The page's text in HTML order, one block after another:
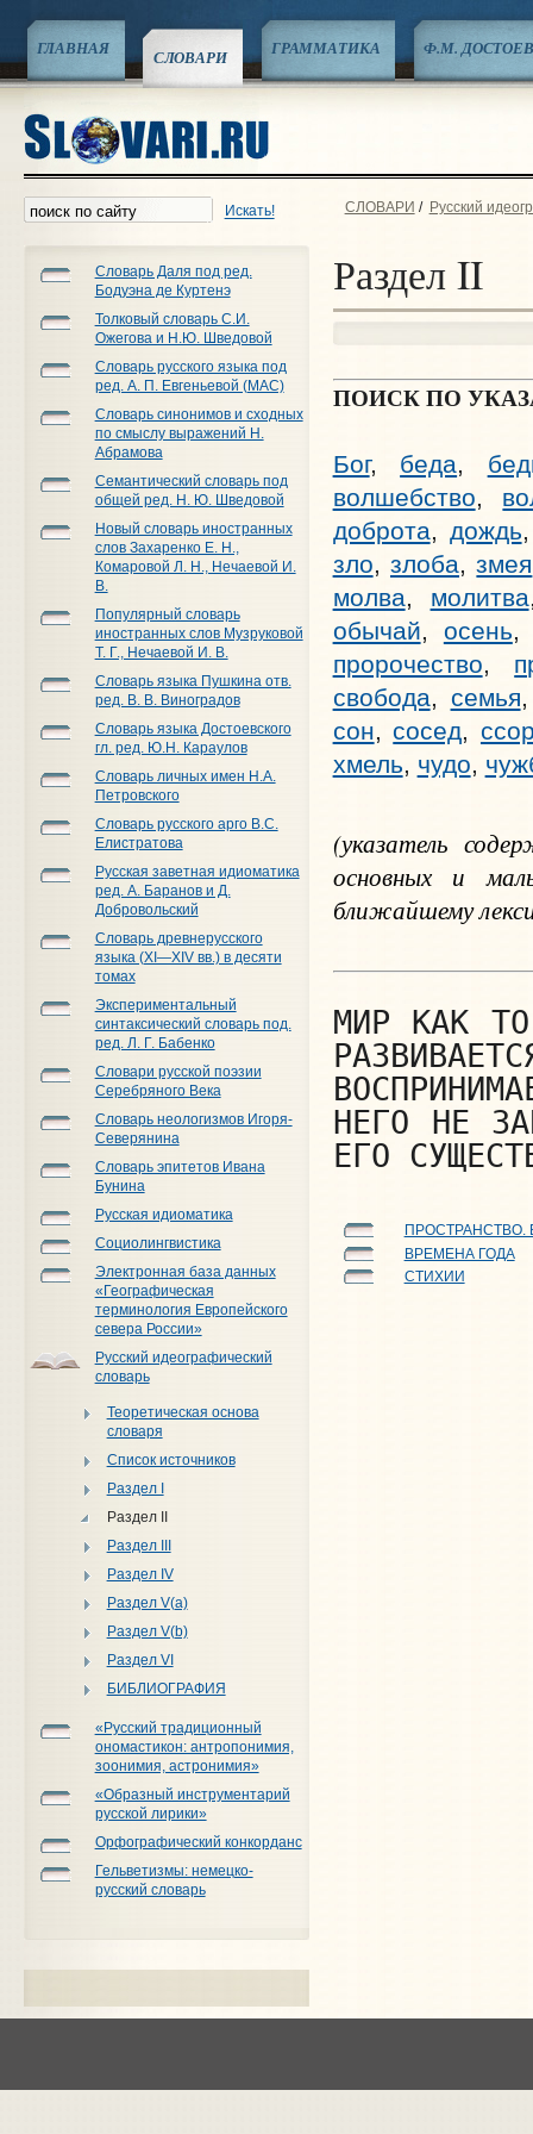
ГЛАВНАЯ СЛОВАРИ ГРАММАТИКА Ф.М.
Искать!
Словарь Даля под ред.
Бодуэна де Куртенэ
Толковый словарь С.И.
Ожегова и Н.Ю. Шведовой
Словарь русского языка под
ред. А. П. Евгеньевой (МАС)
Словарь синонимов и сходных
по смыслу выражений Н.
Абрамова
Семантический словарь под
общей ред. Н. Ю. Шведовой
Новый словарь иностранных
слов Захаренко Е. Н.,
Комаровой Л. Н., Нечаевой И.
В.
Популярный словарь
иностранных слов Музруковой
Т. Г., Нечаевой И. В.
Словарь языка Пушкина отв.
ред. В. В. Виноградов
Словарь языка Достоевского
гл. ред. Ю.Н. Караулов
Словарь личных имен Н.А.
Петровского
Словарь русского арго В.С.
Елистратова
Русская заветная идиоматика
ред. А. Баранов и Д.
Добровольский
Словарь древнерусского
языка (XI—XIV вв.) в десяти
томах
Экспериментальный
синтаксический словарь под.
ред. Л. Г. Бабенко
Словари русской поэзии
Серебряного Века
Словарь неологизмов Игоря-
Северянина
Словарь эпитетов Ивана
Бунина
Русская идиоматика
Социолингвистика
Электронная база данных
«Географическая
терминология Европейского
севера России»
Русский идеографический
словарь
Теоретическая основа
словаря
Список источников
Раздел I
Раздел II
Раздел III
Раздел IV
Раздел V(a)
Раздел V(b)
Раздел VI
БИБЛИОГРАФИЯ
«Русский традиционный
ономастикон: антропонимия,
зоонимия, астронимия»
«Образный инструментарий
русской лирики»
Орфографический конкорданс
Гельветизмы: немецко-
русский словарь
СЛОВАРИ / Русский
Раздел II
ПОИСК ПО
Бог, беда,
волшебство,
доброта, дождь
зло, злоба,змея
молва, молитва
обычай, осень
пророчество,
свобода, семья
сон, сосед,
хмель, чудо,
(указатель
основных и
ближайшему
МИР КАК
НЕГО НЕ
ЕГО
ПРОСТРАНСТВО.
ВРЕМЕНА ГОДА
СТИХИИ